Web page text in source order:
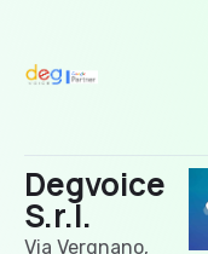
Degvoice
S.r.l.
Via Vergnano,